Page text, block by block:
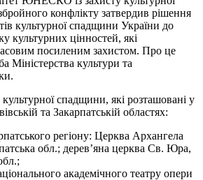
конфлікту затвердив рішення
культурної спадщини України до
культурних цінностей, які
посиленим захистом. Про це
Міністерства культури та
спадщини, які розташовані у
та Закарпатській областях:
регіону: Церква Архангела
обл.; дерев’яна церква Св. Юра,
академічного театру опери